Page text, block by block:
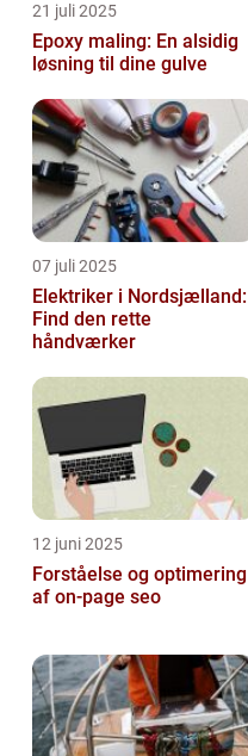
21 juli 2025
Epoxy maling: En alsidig
løsning til dine gulve
07 juli 2025
Elektriker i Nordsjælland:
Find den rette
håndværker
12 juni 2025
Forståelse og optimering
af on-page seo